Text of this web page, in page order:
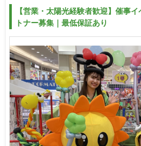
【営業・太陽光経験者歓迎】催事
トナー募集｜最低保証あり